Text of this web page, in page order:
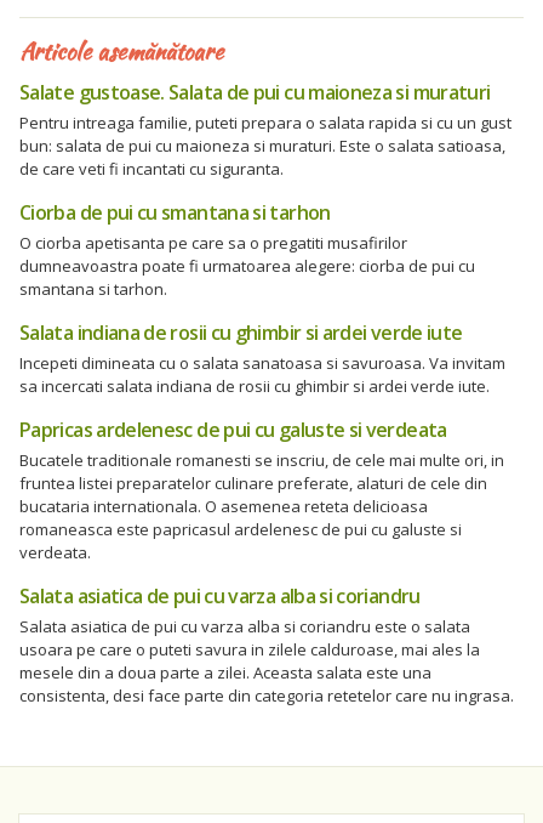
Articole asemănătoare
Salate gustoase. Salata de pui cu maioneza si muraturi
Pentru intreaga familie, puteti prepara o salata rapida si cu un gust
bun: salata de pui cu maioneza si muraturi. Este o salata satioasa,
de care veti fi incantati cu siguranta.
Ciorba de pui cu smantana si tarhon
O ciorba apetisanta pe care sa o pregatiti musafirilor
dumneavoastra poate fi urmatoarea alegere: ciorba de pui cu
smantana si tarhon.
Salata indiana de rosii cu ghimbir si ardei verde iute
Incepeti dimineata cu o salata sanatoasa si savuroasa. Va invitam
sa incercati salata indiana de rosii cu ghimbir si ardei verde iute.
Papricas ardelenesc de pui cu galuste si verdeata
Bucatele traditionale romanesti se inscriu, de cele mai multe ori, in
fruntea listei preparatelor culinare preferate, alaturi de cele din
bucataria internationala. O asemenea reteta delicioasa
romaneasca este papricasul ardelenesc de pui cu galuste si
verdeata.
Salata asiatica de pui cu varza alba si coriandru
Salata asiatica de pui cu varza alba si coriandru este o salata
usoara pe care o puteti savura in zilele calduroase, mai ales la
mesele din a doua parte a zilei. Aceasta salata este una
consistenta, desi face parte din categoria retetelor care nu ingrasa.